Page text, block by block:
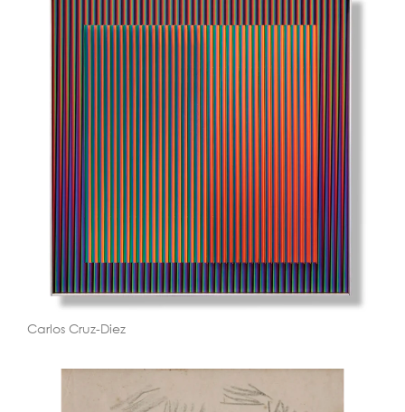
Carlos Cruz-Diez